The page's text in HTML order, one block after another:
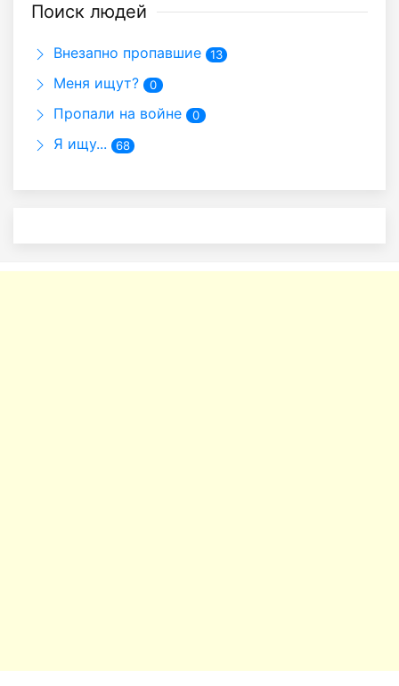
Поиск людей
Внезапно пропавшие 13
Меня ищут? 0
Пропали на войне 0
Я ищу... 68